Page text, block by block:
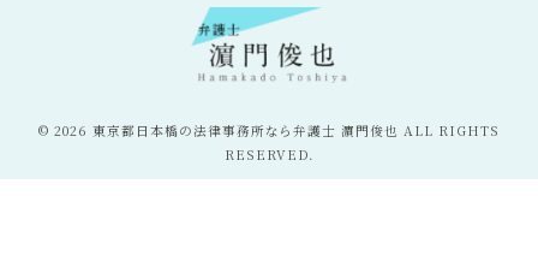
© 2026 東京都日本橋の法律事務所なら弁護士 濵門俊也 ALL RIGHTS
RESERVED.